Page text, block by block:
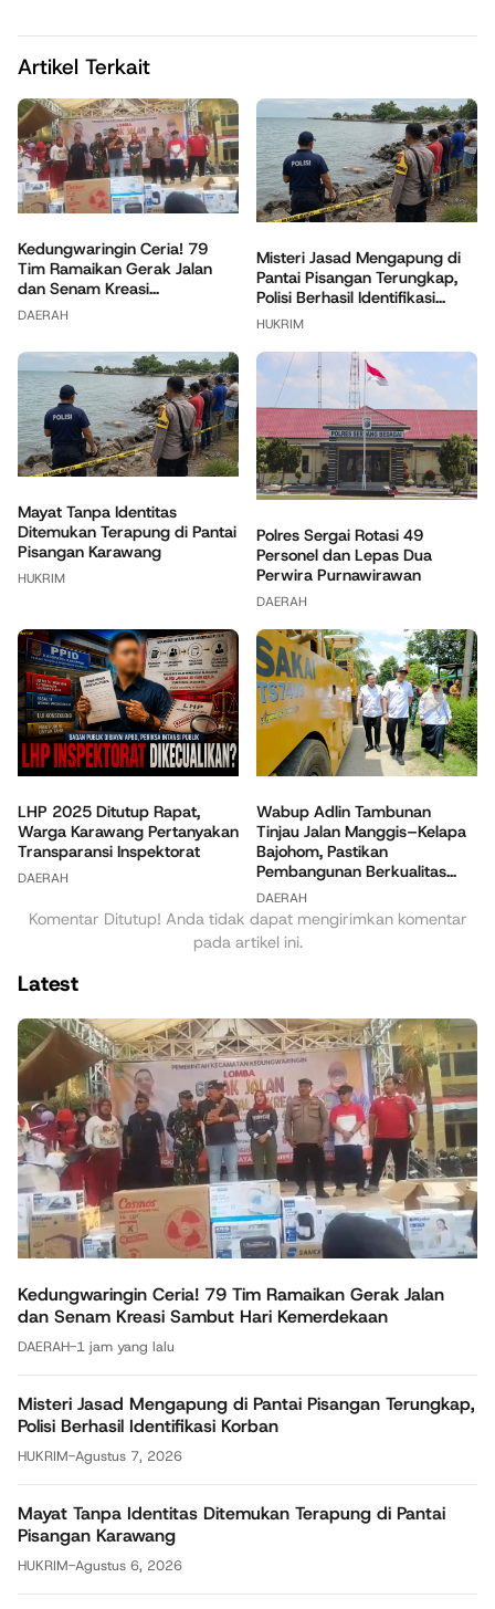
Artikel Terkait
Kedungwaringin Ceria! 79
Tim Ramaikan Gerak Jalan
dan Senam Kreasi...
DAERAH
Misteri Jasad Mengapung di
Pantai Pisangan Terungkap,
Polisi Berhasil Identifikasi...
HUKRIM
Mayat Tanpa Identitas
Ditemukan Terapung di Pantai
Pisangan Karawang
HUKRIM
Polres Sergai Rotasi 49
Personel dan Lepas Dua
Perwira Purnawirawan
DAERAH
LHP 2025 Ditutup Rapat,
Warga Karawang Pertanyakan
Transparansi Inspektorat
DAERAH
Wabup Adlin Tambunan
Tinjau Jalan Manggis–Kelapa
Bajohom, Pastikan
Pembangunan Berkualitas...
DAERAH
Komentar Ditutup! Anda tidak dapat mengirimkan komentar
pada artikel ini.
Latest
Kedungwaringin Ceria! 79 Tim Ramaikan Gerak Jalan
dan Senam Kreasi Sambut Hari Kemerdekaan
DAERAH-1 jam yang lalu
Misteri Jasad Mengapung di Pantai Pisangan Terungkap,
Polisi Berhasil Identifikasi Korban
HUKRIM-Agustus 7, 2026
Mayat Tanpa Identitas Ditemukan Terapung di Pantai
Pisangan Karawang
HUKRIM-Agustus 6, 2026